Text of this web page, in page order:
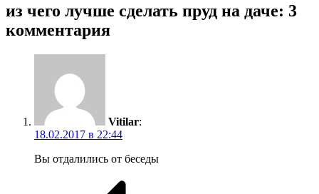
из чего лучше сделать пруд на даче: 3
комментария
Vitilar:
18.02.2017 в 22:44
Вы отдалились от беседы